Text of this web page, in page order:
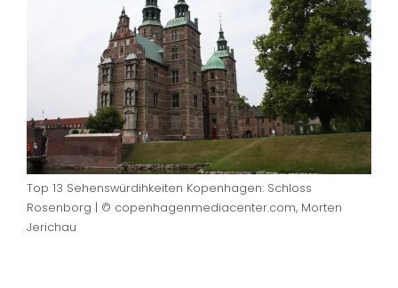
Top 13 Sehenswürdihkeiten Kopenhagen: Schloss
Rosenborg | © copenhagenmediacenter.com, Morten
Jerichau